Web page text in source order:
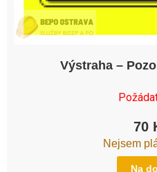
Výstraha –
70
Nejsem
Na